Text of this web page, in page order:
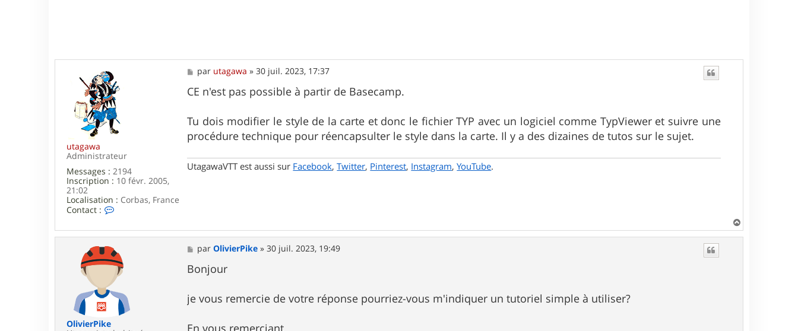
utagawa
Administrateur
Messages : 2194
Inscription : 10 févr. 2005,
21:02
Localisation : Corbas, France
Contact :
n
t
c
t
e
u
t
a
M
e
s
s
g
e
par utagawa »30 juil. 2023, 17:37
CE n'est pas possible à partir de Basecamp.
Tu dois modifier le style de la carte et donc le fichier TYP avec un logiciel comme TypViewer et suivre une
procédure technique pour réencapsulter le style dans la carte. Il y a des dizaines de tutos sur le sujet.
UtagawaVTT est aussi sur Facebook,Twitter, Pinterest, Instagram,YouTube.
a
OlivierPike
M
e
s
s
g
e
parOlivierPike »30 juil. 2023, 19:49
Bonjour
je vous remercie de votre réponse pourriez-vous m'indiquer un tutoriel simple à utiliser?
En vous remerciant